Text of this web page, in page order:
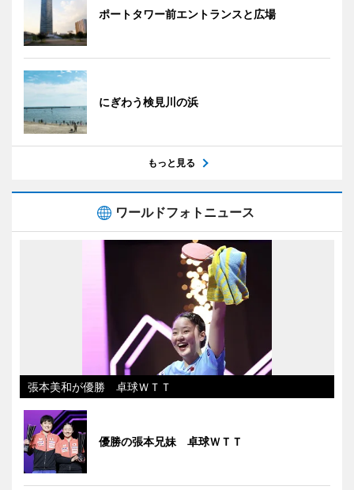
ポートタワー前エントランスと広場
にぎわう検見川の浜
もっと見る
ワールドフォトニュース
張本美和が優勝 卓球ＷＴＴ
優勝の張本兄妹 卓球ＷＴＴ